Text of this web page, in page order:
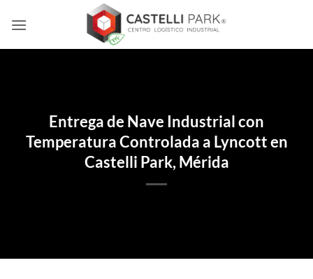
Entrega de Nave Industrial con
Temperatura Controlada a Lyncott en
Castelli Park, Mérida